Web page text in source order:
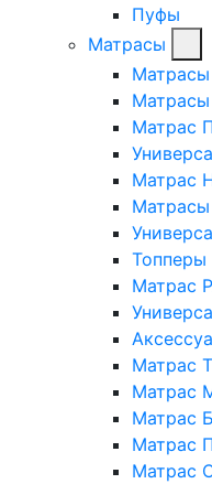
Пуфы
Матрасы
Матрас
Матрас
Топперы
Матрас
Матрас
Матрас
Матрас
Матрас
Матрас